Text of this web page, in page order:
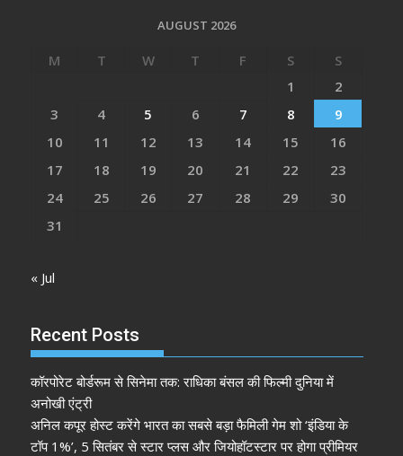
AUGUST 2026
M T W T F S
S
1
2
3
4 5 6 7 8
9
10
11 12 13 14 15
16
17
18 19 20 21 22
23
24
25 26 27 28 29
30
31
« Jul
Recent Posts
कॉरपोरेट बोर्डरूम से सिनेमा तक: राधिका बंसल की फिल्मी दुनिया में
अनोखी एंट्री
अनिल कपूर होस्ट करेंगे भारत का सबसे बड़ा फैमिली गेम शो ‘इंडिया के
टॉप 1%’, 5 सितंबर से स्टार प्लस और जियोहॉटस्टार पर होगा प्रीमियर